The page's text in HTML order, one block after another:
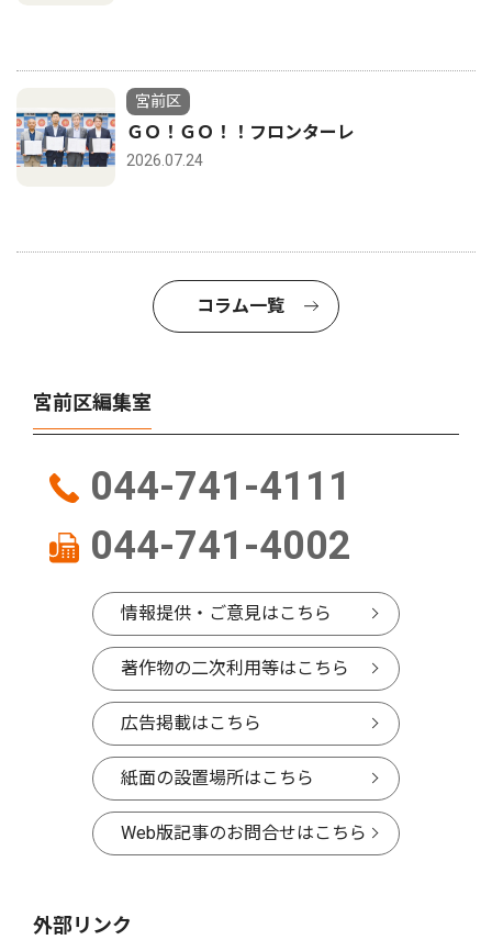
宮前区
ＧＯ！ＧＯ！！フロンターレ
2026.07.24
コラム一覧
宮前区編集室
044-741-4111
044-741-4002
情報提供・ご意見はこちら
著作物の二次利用等はこちら
広告掲載はこちら
紙面の設置場所はこちら
Web版記事のお問合せはこちら
外部リンク